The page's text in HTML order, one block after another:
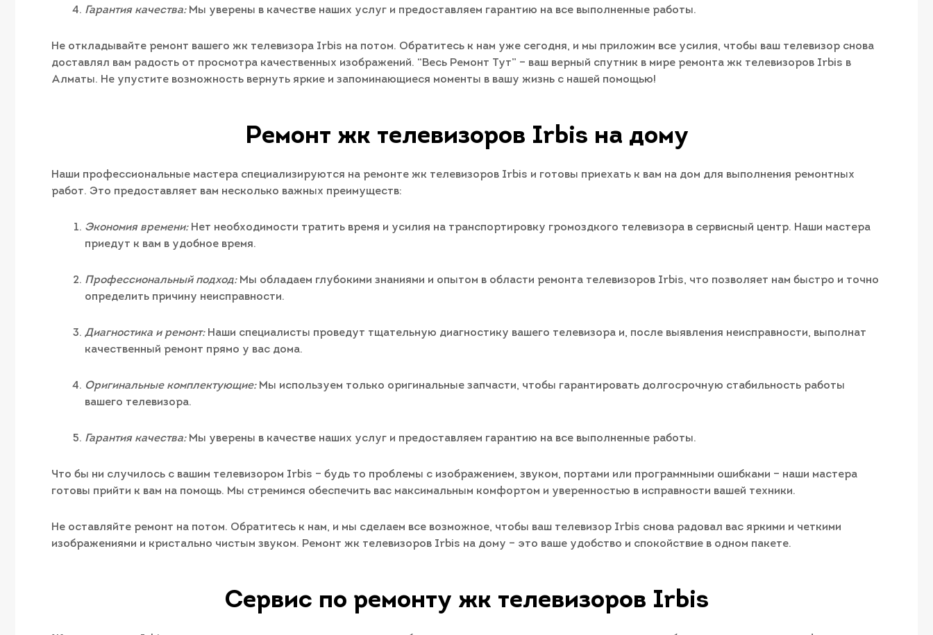
Гарантия качества:Мы уверены в качестве наших услуг и предоставляем гарантию на все выполненные работы.
Не откладывайте ремонт вашего жк телевизора Irbis на потом. Обратитесь к нам уже сегодня, и мы приложим все усилия, чтобы ваш телевизор снова
доставлял вам радость от просмотра качественных изображений. “Весь Ремонт Тут” – ваш верный спутник в мире ремонта жк телевизоров Irbis в
Алматы. Не упустите возможность вернуть яркие и запоминающиеся моменты в вашу жизнь с нашей помощью!
Ремонт жк телевизоров Irbis на дому
Наши профессиональные мастера специализируются на ремонте жк телевизоров Irbis и готовы приехать к вам на дом для выполнения ремонтных
работ. Это предоставляет вам несколько важных преимуществ:
Экономия времени:Нет необходимости тратить время и усилия на транспортировку громоздкого телевизора в сервисный центр. Наши мастера
приедут к вам в удобное время.
Профессиональный подход:Мы обладаем глубокими знаниями и опытом в области ремонта телевизоров Irbis, что позволяет нам быстро и точно
определить причину неисправности.
Диагностика и ремонт:Наши специалисты проведут тщательную диагностику вашего телевизора и, после выявления неисправности, выполнат
качественный ремонт прямо у вас дома.
Оригинальные комплектующие:Мы используем только оригинальные запчасти, чтобы гарантировать долгосрочную стабильность работы
вашего телевизора.
Гарантия качества:Мы уверены в качестве наших услуг и предоставляем гарантию на все выполненные работы.
Что бы ни случилось с вашим телевизором Irbis – будь то проблемы с изображением, звуком, портами или программными ошибками – наши мастера
готовы прийти к вам на помощь. Мы стремимся обеспечить вас максимальным комфортом и уверенностью в исправности вашей техники.
Не оставляйте ремонт на потом. Обратитесь к нам, и мы сделаем все возможное, чтобы ваш телевизор Irbis снова радовал вас яркими и четкими
изображениями и кристально чистым звуком. Ремонт жк телевизоров Irbis на дому – это ваше удобство и спокойствие в одном пакете.
Сервис по ремонту жк телевизоров Irbis